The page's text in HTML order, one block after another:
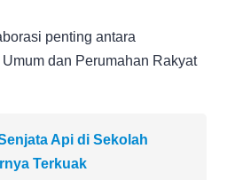
penting antara
dan Perumahan Rakyat
Api di Sekolah
Terkuak